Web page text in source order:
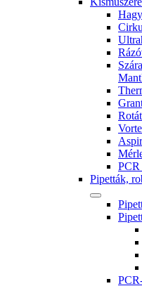
Pipetták,